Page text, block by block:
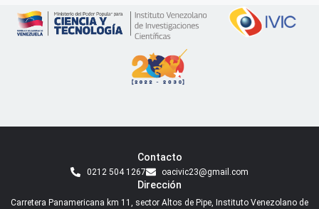
Contacto
0212 504 1267 oacivic23@gmail.com
Dirección
Carretera Panamericana km 11, sector Altos de Pipe, Instituto Venezolano de